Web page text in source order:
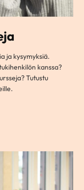
ja kysymyksiä.
kanssa?
Tutustu